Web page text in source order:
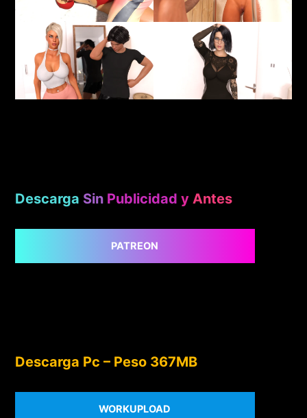
Descarga Sin Publicidad y Antes
PATREON
Descarga Pc – Peso 367MB
WORKUPLOAD